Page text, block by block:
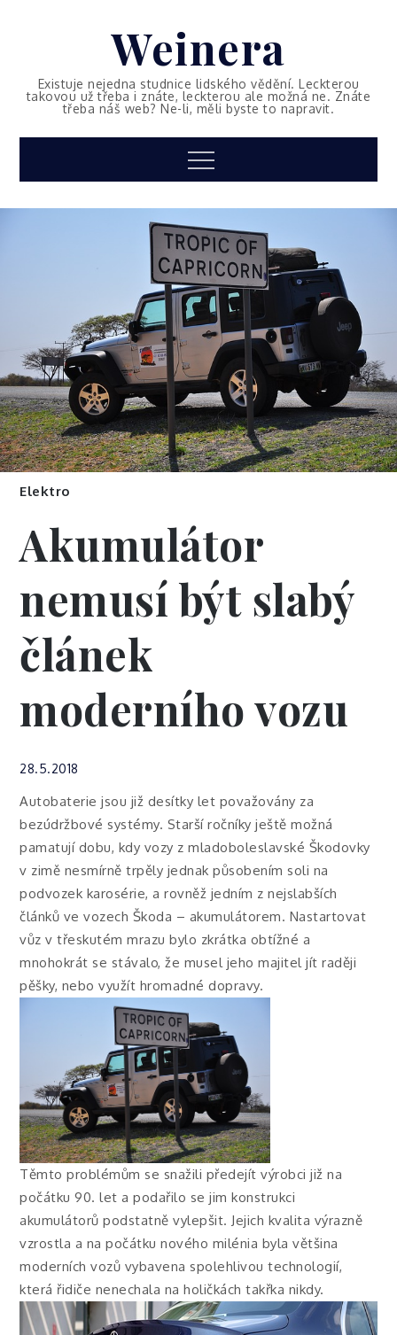
Weinera
Existuje nejedna studnice lidského vědění. Leckterou
takovou už třeba i znáte, leckterou ale možná ne. Znáte
třeba náš web? Ne-li, měli byste to napravit.
Menu
Elektro
Akumulátor
nemusí být slabý
článek
moderního vozu
28.5.2018
Autobaterie jsou již desítky let považovány za
bezúdržbové systémy. Starší ročníky ještě možná
pamatují dobu, kdy vozy z mladoboleslavské Škodovky
v zimě nesmírně trpěly jednak působením soli na
podvozek karosérie, a rovněž jedním z nejslabších
článků ve vozech Škoda – akumulátorem. Nastartovat
vůz v třeskutém mrazu bylo zkrátka obtížné a
mnohokrát se stávalo, že musel jeho majitel jít raději
pěšky, nebo využít hromadné dopravy.
Těmto problémům se snažili předejít výrobci již na
počátku 90. let a podařilo se jim konstrukci
akumulátorů podstatně vylepšit. Jejich kvalita výrazně
vzrostla a na počátku nového milénia byla většina
moderních vozů vybavena spolehlivou technologií,
která řidiče nenechala na holičkách takřka nikdy.